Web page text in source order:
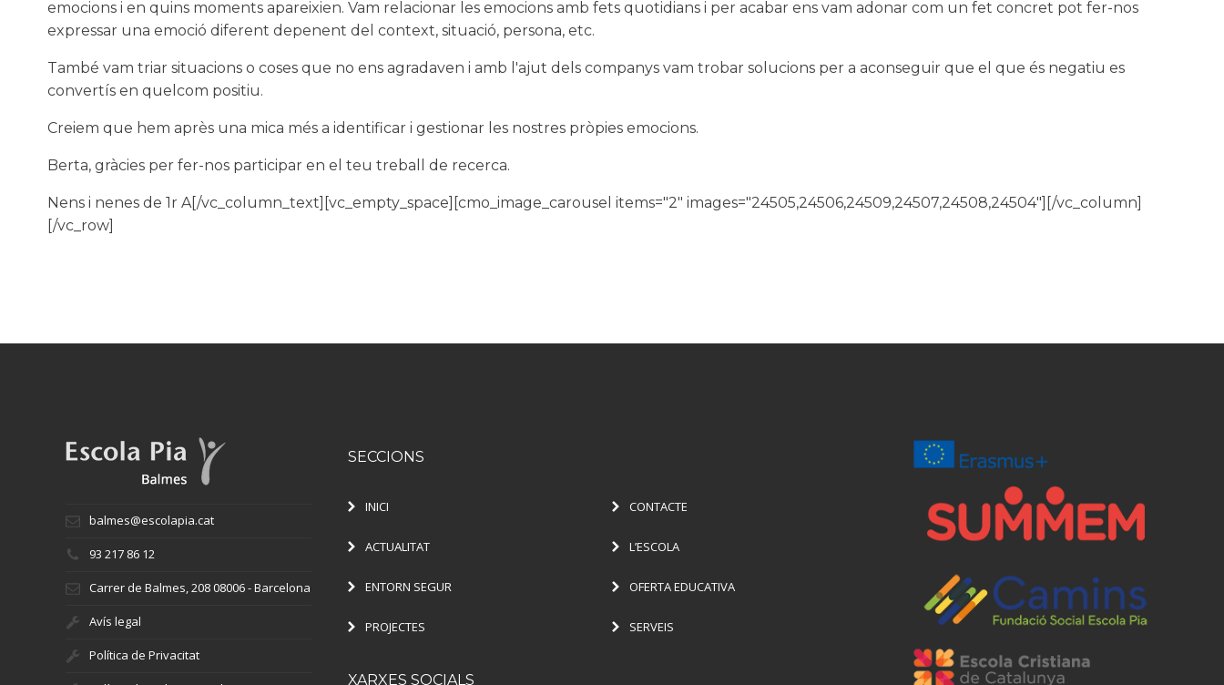
emocions i en quins moments apareixien. Vam relacionar les emocions amb fets quotidians i per acabar ens vam adonar com un fet concret pot fer-nos
expressar una emoció diferent depenent del context, situació, persona, etc.
També vam triar situacions o coses que no ens agradaven i amb l'ajut dels companys vam trobar solucions per a aconseguir que el que és negatiu es
convertís en quelcom positiu.
Creiem que hem après una mica més a identificar i gestionar les nostres pròpies emocions.
Berta, gràcies per fer-nos participar en el teu treball de recerca.
Nens i nenes de 1r A[/vc_column_text][vc_empty_space][cmo_image_carousel items="2" images="24505,24506,24509,24507,24508,24504"][/vc_column]
[/vc_row]
balmes@escolapia.cat
93 217 86 12
Carrer de Balmes, 208 08006 - Barcelona
Avís legal
Política de Privacitat
SECCIONS
INICI CONTACTE
ACTUALITAT L’ESCOLA
ENTORN SEGUR OFERTA EDUCATIVA
PROJECTES SERVEIS
XARXES SOCIALS